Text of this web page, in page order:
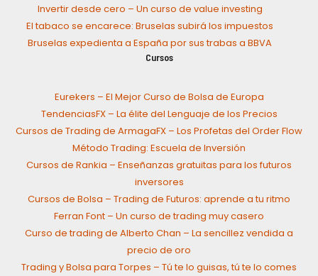
Invertir desde cero – Un curso de value investing
El tabaco se encarece: Bruselas subirá los impuestos
Bruselas expedienta a España por sus trabas a BBVA
Cursos
Eurekers – El Mejor Curso de Bolsa de Europa
TendenciasFX – La élite del Lenguaje de los Precios
Cursos de Trading de ArmagaFX – Los Profetas del Order Flow
Método Trading: Escuela de Inversión
Cursos de Rankia – Enseñanzas gratuitas para los futuros
inversores
Cursos de Bolsa – Trading de Futuros: aprende a tu ritmo
Ferran Font – Un curso de trading muy casero
Curso de trading de Alberto Chan – La sencillez vendida a
precio de oro
Trading y Bolsa para Torpes – Tú te lo guisas, tú te lo comes